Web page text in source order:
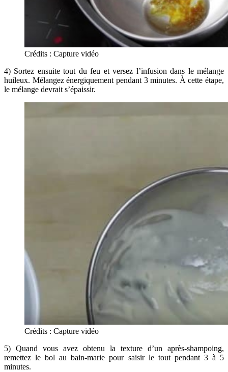
Crédits : Capture vidéo
4) Sortez ensuite tout du feu et versez l’infusion dans le mélange
huileux. Mélangez énergiquement pendant 3 minutes. À cette étape,
le mélange devrait s’épaissir.
Crédits : Capture vidéo
5) Quand vous avez obtenu la texture d’un après-shampoing,
remettez le bol au bain-marie pour saisir le tout pendant 3 à 5
minutes.